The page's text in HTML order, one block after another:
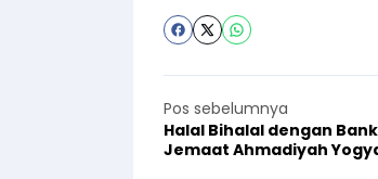
Pos sebelumnya
Halal Bihalal dengan
Jemaat Ahmadiyah